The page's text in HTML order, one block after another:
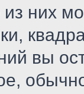
них
вы